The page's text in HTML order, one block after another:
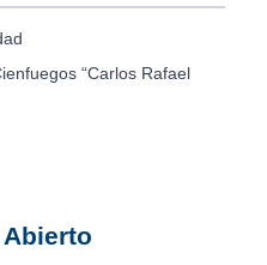
“Carlos Rafael